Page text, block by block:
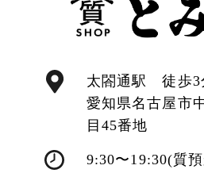
太閤通駅 徒歩3
愛知県名古屋市
目45番地
9:30〜19:30(質